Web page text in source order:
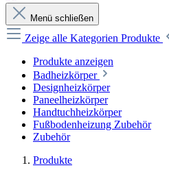
Menü schließen
Zeige alle Kategorien Produkte
Produkte anzeigen
Badheizkörper
Designheizkörper
Paneelheizkörper
Handtuchheizkörper
Fußbodenheizung Zubehör
Zubehör
Produkte